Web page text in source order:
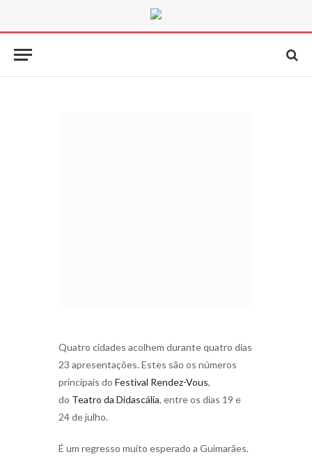
Quatro cidades acolhem durante quatro dias
23 apresentações. Estes são os números
principais do Festival Rendez-Vous,
do Teatro da Didascália, entre os dias 19 e
24 de julho.
É um regresso muito esperado a Guimarães.